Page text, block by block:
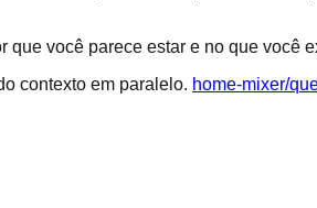
você parece estar e no que você
contexto em paralelo. home-mixer/